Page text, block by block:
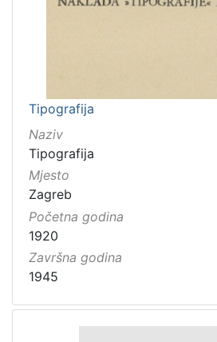
Tipografija
Naziv
Tipografija
Mjesto
Zagreb
Početna godina
1920
Završna godina
1945